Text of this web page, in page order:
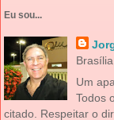
Eu sou...
Um
Todos
citado. Respeitar o